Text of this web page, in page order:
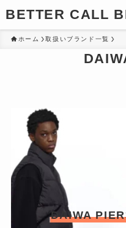
BETTER CALL
ホーム 取扱いブランド一覧
DAIWA